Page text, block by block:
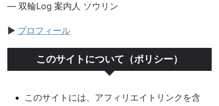
— 双輪Log 案内人 ソウリン
▶ プロフィール
このサイトについて（ポリシー）
このサイトには、アフィリエイトリンクを含